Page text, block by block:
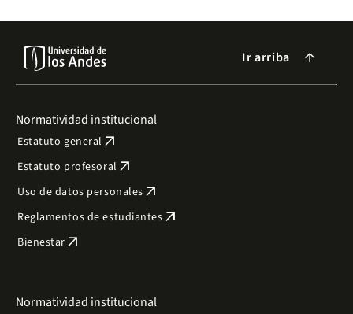
Ir arriba arrow_forward
Normatividad institucional
Estatuto general arrow_outward
Estatuto profesoral arrow_outward
Uso de datos personales arrow_outward
Reglamentos de estudiantes arrow_outward
Bienestar arrow_outward
Normatividad institucional